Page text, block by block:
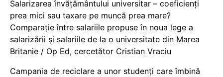
Salarizarea învățământului universitar – coeficienți
prea mici sau taxare pe muncă prea mare?
Comparație între salariile propuse în noua lege a
salarizării și salariile de la o universitate din Marea
Britanie / Op Ed, cercetător Cristian Vraciu
Campania de reciclare a unor studenți care îmbină